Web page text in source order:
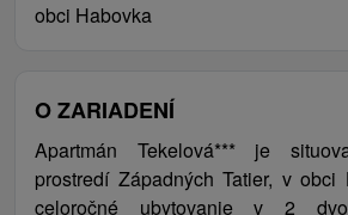
obci Habovka
O ZARIADENÍ
Apartmán Tekelová*** je
prostredí Západných Tatier, v obci
celoročné ubytovanie v 2